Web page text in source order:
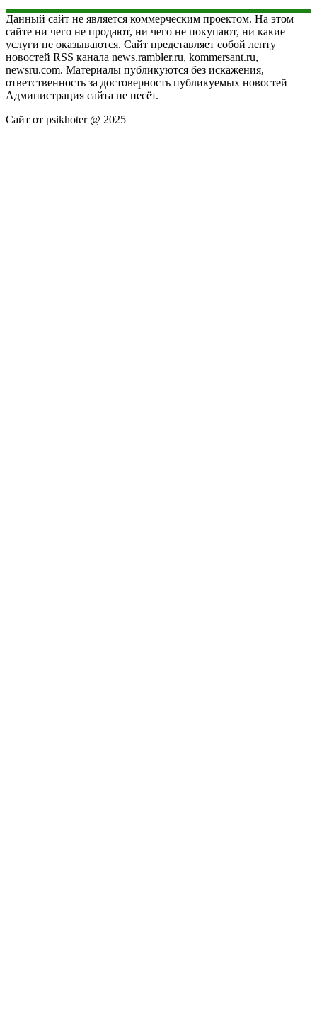
Данный сайт не является коммерческим проектом. На этом
сайте ни чего не продают, ни чего не покупают, ни какие
услуги не оказываются. Сайт представляет собой ленту
новостей RSS канала news.rambler.ru, kommersant.ru,
newsru.com. Материалы публикуются без искажения,
ответственность за достоверность публикуемых новостей
Администрация сайта не несёт.
Сайт от psikhoter @ 2025